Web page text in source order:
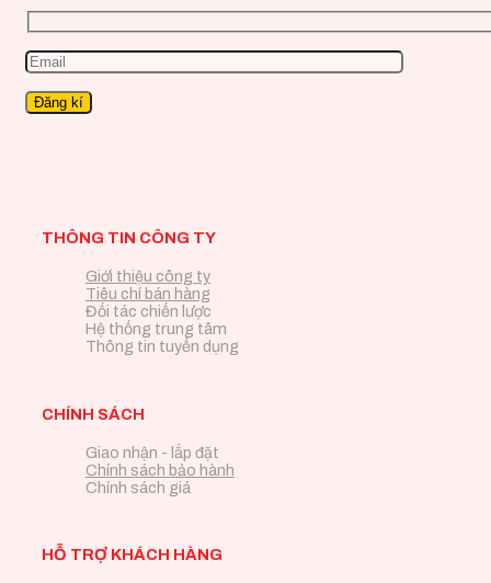
THÔNG TIN CÔNG TY
Giới thiệu công ty
Tiêu chí bán hàng
Đối tác chiến lược
Hệ thống trung tâm
Thông tin tuyển dụng
CHÍNH SÁCH
Giao nhận - lắp đặt
Chính sách bảo hành
Chính sách giá
HỖ TRỢ KHÁCH HÀNG